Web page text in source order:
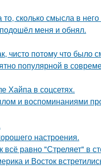
сколько смысла в
меня и обнял.
чисто потому что было
популярной в
Хайпа в соцсетях.
и воспоминаниями
настроения.
равно "Стреляет" в
и Восток